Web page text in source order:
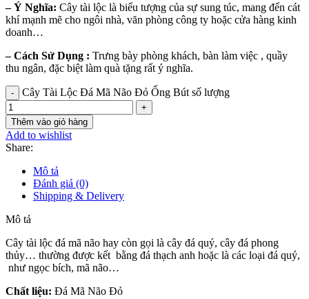
– Ý Nghĩa: Cây tài lộc là biểu tượng của sự sung túc, mang đến cát
khí mạnh mẽ cho ngôi nhà, văn phòng công ty hoặc cửa hàng kinh
doanh…
– Cách Sử Dụng : Trưng bày phòng khách, bàn làm việc , quầy
thu ngân, đặc biệt làm quà tặng rất ý nghĩa.
Cây Tài Lộc Đá Mã Não Đỏ Ống Bút số lượng
Thêm vào giỏ hàng
Add to wishlist
Share:
Mô tả
Đánh giá (0)
Shipping & Delivery
Mô tả
Cây tài lộc đá mã não hay còn gọi là cây đá quý, cây đá phong
thủy… thường được kết bằng đá thạch anh hoặc là các loại đá quý,
như ngọc bích, mã não…
Chất liệu: Đá Mã Não Đỏ